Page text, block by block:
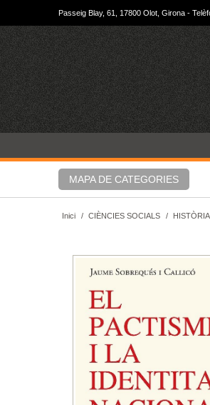
Passeig Blay, 61, 17800 Olot, Girona -
MAPA DE CATEGORIES
Inici / CIÈNCIES SOCIALS / HISTÒRIA